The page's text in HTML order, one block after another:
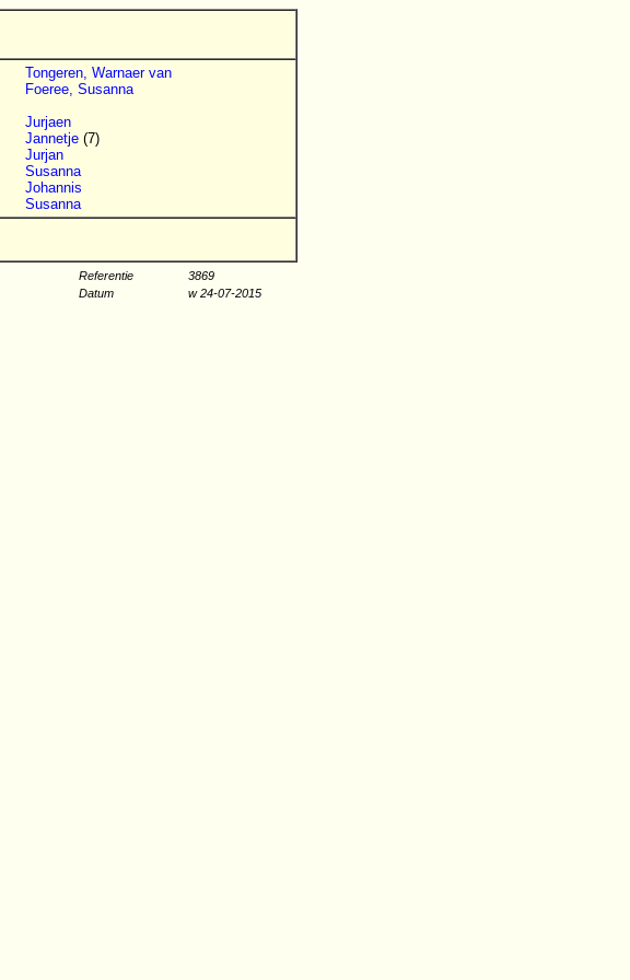
Tongeren, Warnaer van
Foeree, Susanna
Jurjaen
Jannetje (7)
Jurjan
Susanna
Johannis
Susanna
Referentie
3869
Datum
w 24-07-2015